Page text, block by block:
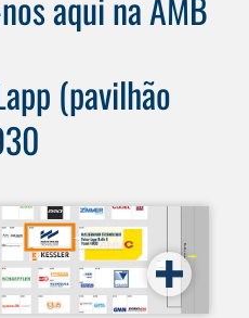
(pavilhão